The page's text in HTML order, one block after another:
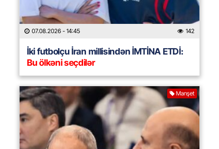
07.08.2026 - 14:45 142
İki futbolçu İran millisindən İMTİNA ETDİ:
Bu ölkəni seçdilər
Manşet